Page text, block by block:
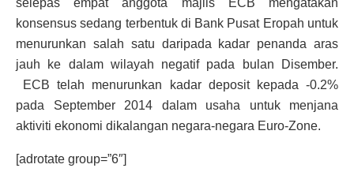
selepas empat anggota majlis ECB mengatakan
konsensus sedang terbentuk di Bank Pusat Eropah untuk
menurunkan salah satu daripada kadar penanda aras
jauh ke dalam wilayah negatif pada bulan Disember.
ECB telah menurunkan kadar deposit kepada -0.2%
pada September 2014 dalam usaha untuk menjana
aktiviti ekonomi dikalangan negara-negara Euro-Zone.
[adrotate group=”6″]